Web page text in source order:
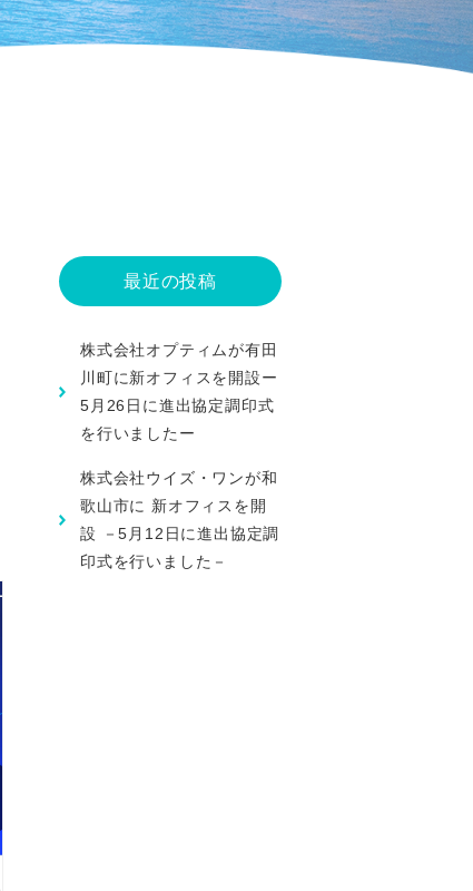
最近の投稿
株式会社オプティムが有田
川町に新オフィスを開設ー
5月26日に進出協定調印式
を行いましたー
株式会社ウイズ・ワンが和
歌山市に 新オフィスを開
設 －5月12日に進出協定調
印式を行いました－